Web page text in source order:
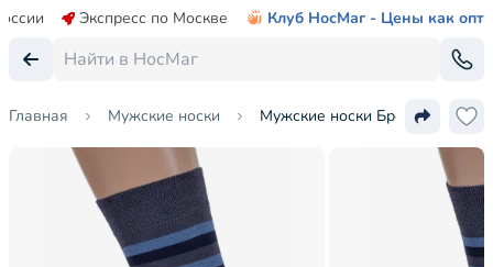
Экспресс по Москве Клуб НосМаг - Цены как опт
Главная Мужские носки Мужские носки Брестские (БЧК)